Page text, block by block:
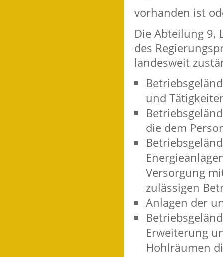
vorhanden ist
Die Abteilung 9,
des
landesweit
und
die dem
Versorgung
zulässigen
Anlagen der
Erweiterung
Hohlräumen